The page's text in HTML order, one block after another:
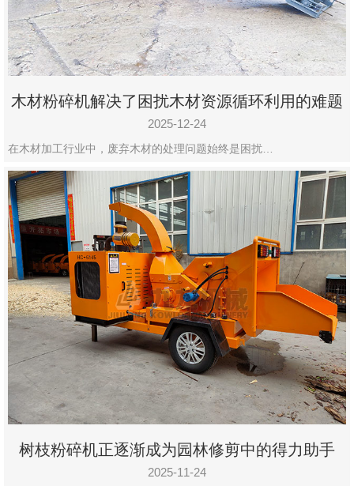
木材粉碎机解决了困扰木材资源循环利用的难题
2025-12-24
在木材加工行业中，废弃木材的处理问题始终是困扰…
树枝粉碎机正逐渐成为园林修剪中的得力助手
2025-11-24